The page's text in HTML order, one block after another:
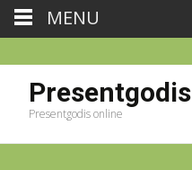
Presentgodis online
MENU